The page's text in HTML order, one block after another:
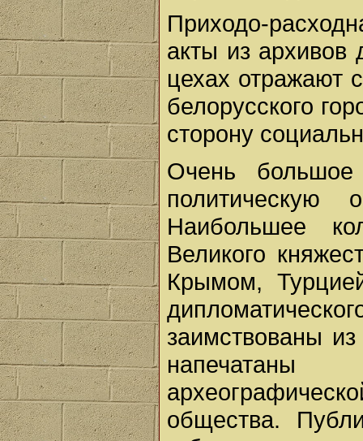
Приходо-
акты из архивов
цехах отражают
белорусского
сторону
Очень большое
политическую
Наибольшее
Великого
Крымом,
заимствованы
напечатаны
общества.